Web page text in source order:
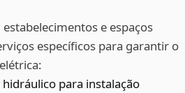
e espaços
específicos para garantir o
para instalação